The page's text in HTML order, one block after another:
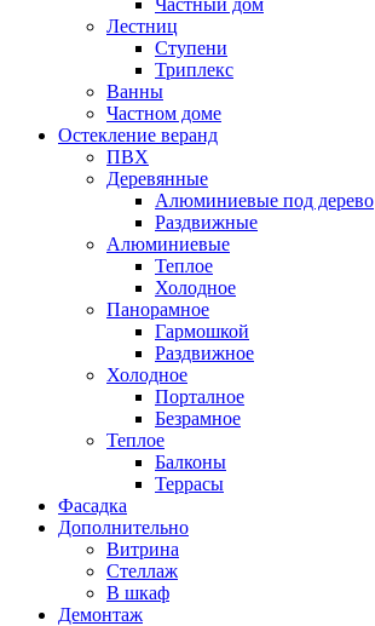
Частный дом
Лестниц
Ступени
Триплекс
Ванны
Частном доме
Остекление веранд
ПВХ
Деревянные
Алюминиевые под дерево
Раздвижные
Алюминиевые
Теплое
Холодное
Панорамное
Гармошкой
Раздвижное
Холодное
Порталное
Безрамное
Теплое
Балконы
Террасы
Фасадка
Дополнительно
Витрина
Стеллаж
В шкаф
Демонтаж